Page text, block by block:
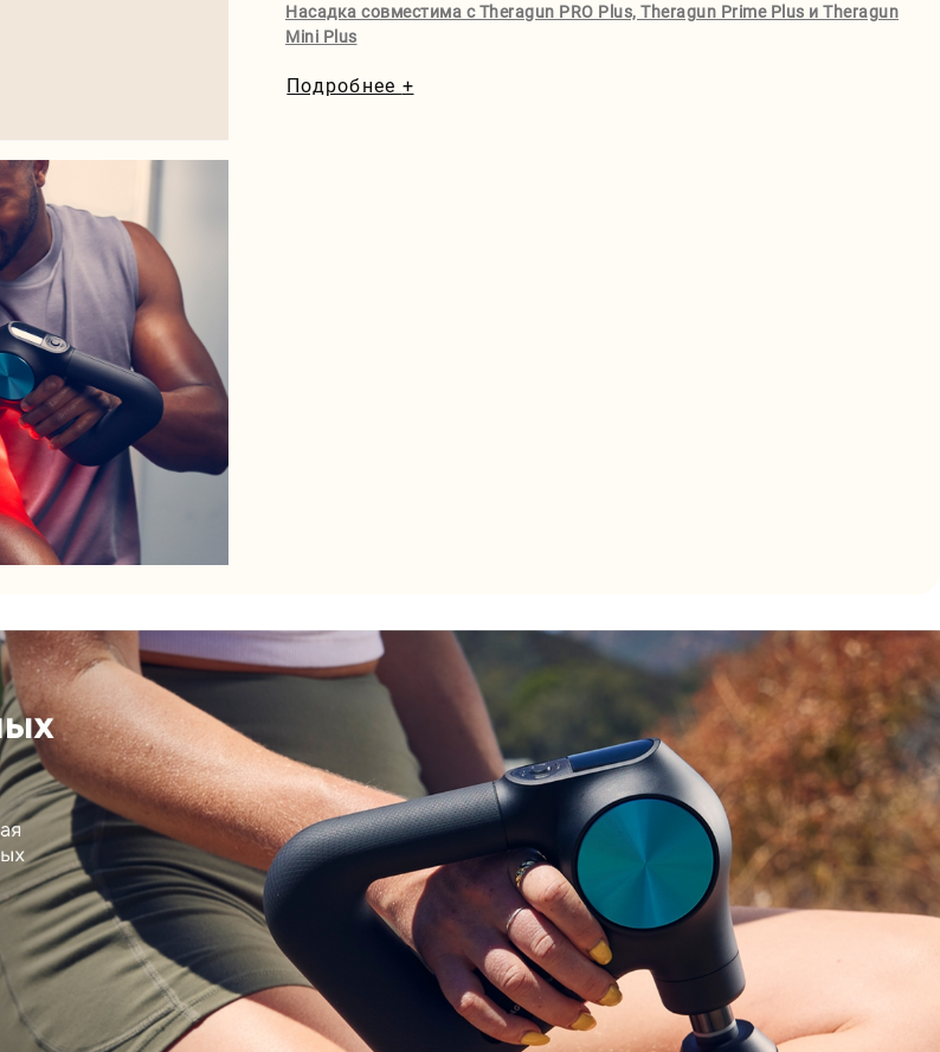
Насадка совместима с Theragun PRO Plus, Theragun Prime Plus и Theragun
Mini Plus
Подробнее +